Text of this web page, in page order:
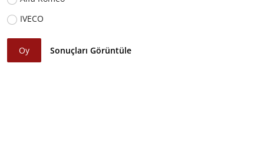
IVECO
Oy Sonuçları Görüntüle